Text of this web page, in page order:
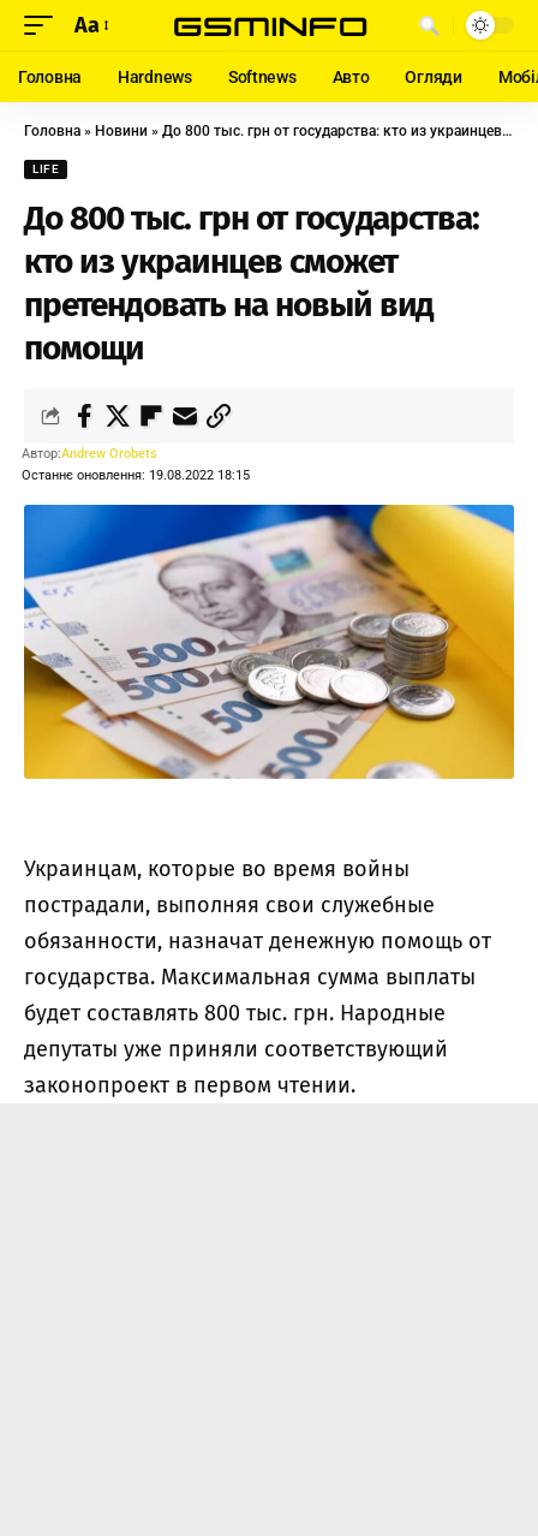
Aa
Головна Hardnews Softnews Авто Огляди
Головна » Новини » До 800 тыс. грн от государства: кто из украинцев сможет претендовать на новый вид помощи
LIFE
До 800 тыс. грн от государства:
кто из украинцев сможет
претендовать на новый вид
помощи
Останнє оновлення: 19.08.2022 18:15
Автор:Andrew Orobets
Украинцам, которые во время войны
пострадали, выполняя свои служебные
обязанности, назначат денежную помощь от
государства. Максимальная сумма выплаты
будет составлять 800 тыс. грн. Народные
депутаты уже приняли соответствующий
законопроект в первом чтении.